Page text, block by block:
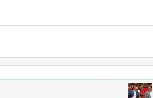
CRICKET